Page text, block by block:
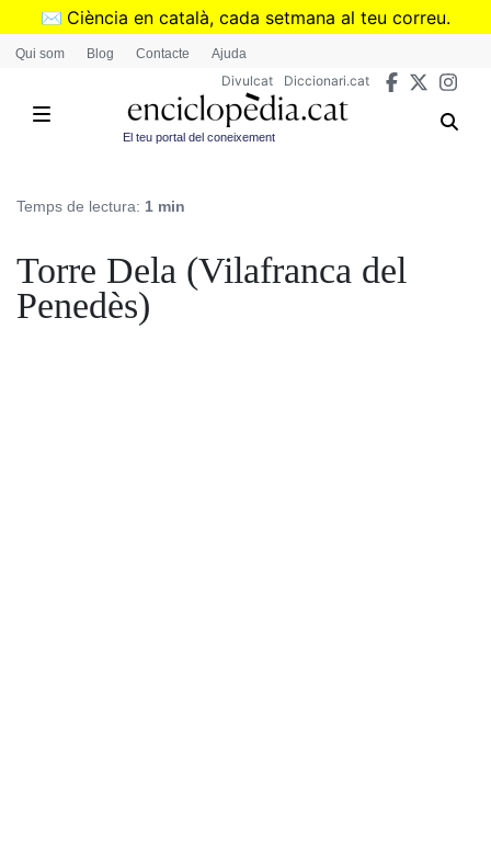
Vés
✉️ Ciència en català, cada setmana al teu correu.
➜Subscriu-te al butlletí de Divulcat
Qui som Blog Contacte Ajuda
Divulcat Diccionari.cat
El teu portal del coneixement
Temps de lectura: 1 min
Torre Dela (Vilafranca del
Penedès)